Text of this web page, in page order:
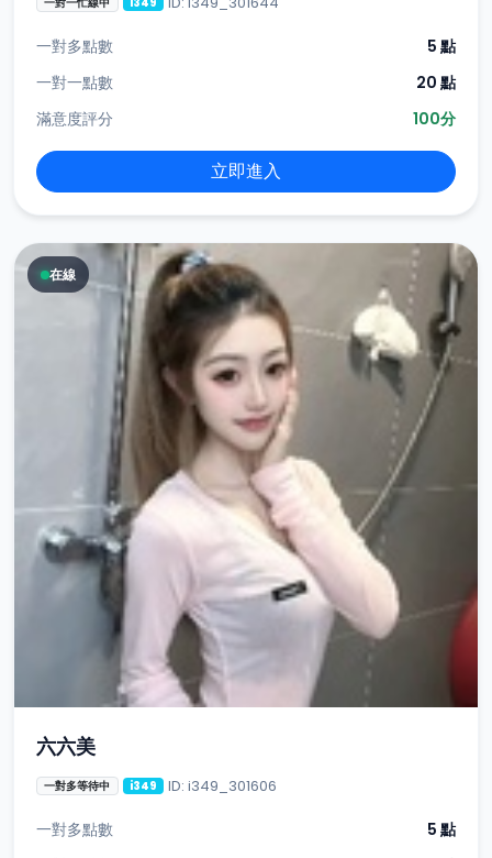
一對多點數
5 點
一對一點數
20 點
滿意度評分
100分
立即進入
在線
六六美
一對多等待中 i349 ID: i349_301606
一對多點數
5 點